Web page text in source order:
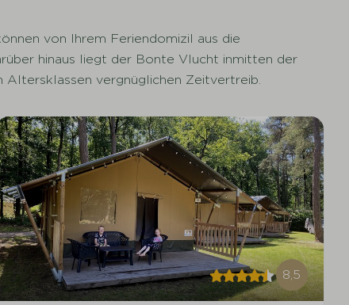
von Ihrem Feriendomizil aus die
hinaus liegt der Bonte Vlucht inmitten der
Altersklassen vergnüglichen Zeitvertreib.
8,5